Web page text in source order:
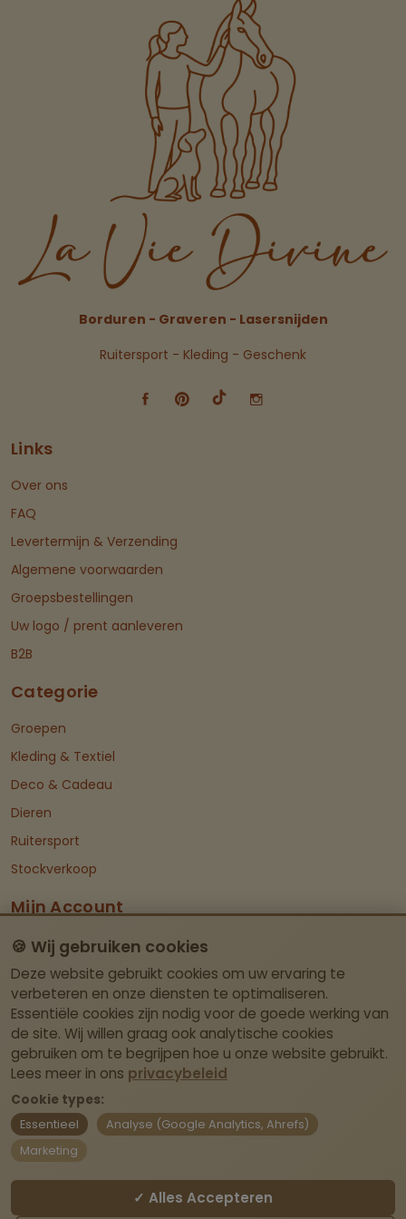
Borduren - Graveren - Lasersnijden
Ruitersport - Kleding - Geschenk
Links
Over ons
FAQ
Levertermijn & Verzending
Algemene voorwaarden
Groepsbestellingen
Uw logo / prent aanleveren
B2B
Categorie
Groepen
Kleding & Textiel
Deco & Cadeau
Dieren
Ruitersport
Stockverkoop
Mijn Account
Dashboard
Contact Info
Itegemseweg 81, BE-2222 Wiekevorst (Heist-
op-den-Berg)
Geen fysieke winkel – afhalen enkel op
afspraak.
webshop@laviedivine.be
🍪 Wij gebruiken cookies
Deze website gebruikt cookies om uw ervaring te
verbeteren en onze diensten te optimaliseren.
Essentiële cookies zijn nodig voor de goede werking van
de site. Wij willen graag ook analytische cookies
gebruiken om te begrijpen hoe u onze website gebruikt.
Lees meer in ons privacybeleid
Cookie types:
Essentieel
Analyse (Google Analytics, Ahrefs)
Marketing
✓ Alles Accepteren